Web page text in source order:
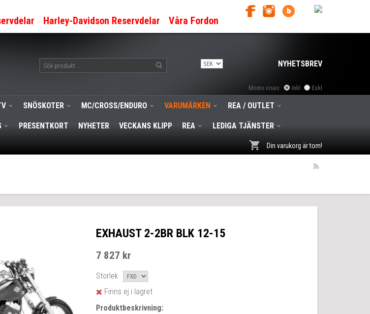
Harley-Davidson Reservdelar Våra Fordon
NYHETSBREV
Moms visas: Inkl Exkl
SNÖSKOTER MC/CROSS/ENDURO VARUMÄRKEN REA / OUTLET
PRESENTKORT NYHETER VECKANS KLIPP REA LEDIGA TJÄNSTER
Din varukorg är tom!
EXHAUST 2-2BR BLK 12-15
7 827 kr
Storlek
Finns ej i lagret
Produktbeskrivning: